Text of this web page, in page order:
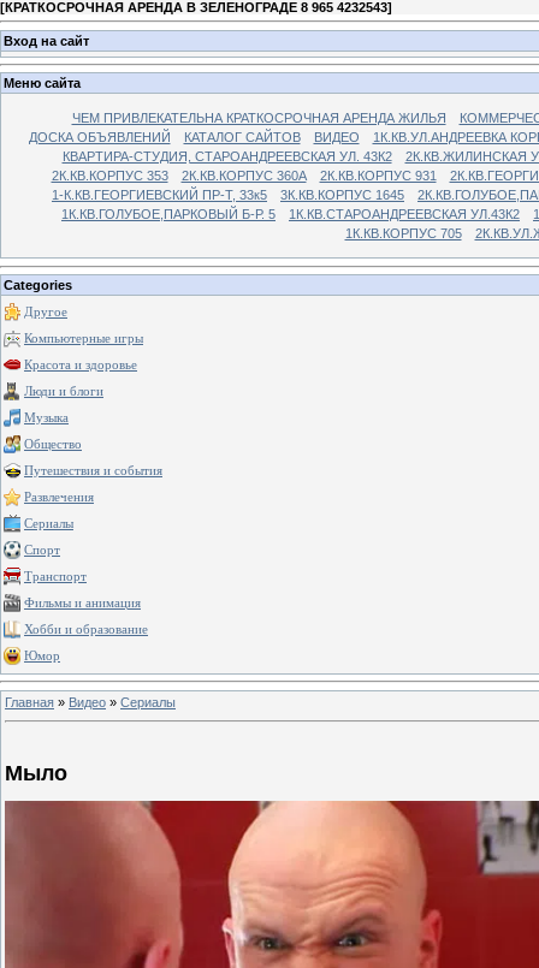
[КРАТКОСРОЧНАЯ АРЕНДА В ЗЕЛЕНОГРАДЕ 8 965 4232543]
Вход на сайт
Меню сайта
ЧЕМ ПРИВЛЕКАТЕЛЬНА КРАТКОСРОЧНАЯ АРЕНДА ЖИЛЬЯ
ДОСКА ОБЪЯВЛЕНИЙ
КАТАЛОГ САЙТОВ ВИДЕО
1К.КВ.УЛ.АНДРЕЕВКА
КВАРТИРА-СТУДИЯ, СТАРОАНДРЕЕВСКАЯ УЛ. 43К2
2К.КВ.ЖИЛИНСКАЯ
2К.КВ.КОРПУС 353
2К.КВ.КОРПУС 360А 2К.КВ.КОРПУС 931
1-К.КВ.ГЕОРГИЕВСКИЙ ПР-Т, 33к5
3К.КВ.КОРПУС 1645
1К.КВ.ГОЛУБОЕ,ПАРКОВЫЙ Б-Р. 5
1К.КВ.СТАРОАНДРЕЕВСКАЯ УЛ.43К2
1К.КВ.КОРПУС 705
Categories
Другое
Компьютерные игры
Красота и здоровье
Люди и блоги
Музыка
Общество
Путешествия и события
Развлечения
Сериалы
Спорт
Транспорт
Фильмы и анимация
Хобби и образование
Юмор
Главная » Видео » Сериалы
Мыло